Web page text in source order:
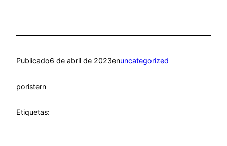
Publicado6 de abril de 2023enuncategorized
poristern
Etiquetas: